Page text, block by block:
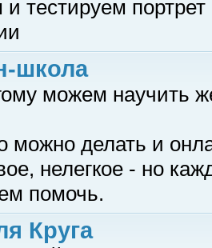
тестируем
школа
можем научить
можно делать и
нелегкое - но
помочь.
Круга